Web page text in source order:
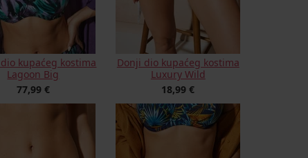
kupaćeg kostima
Lagoon Big
77,99 €
Donji dio kupaćeg kostima
Luxury Wild
18,99 €